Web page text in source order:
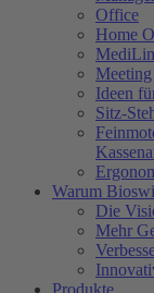
Office
Home
Meeting
Ideen
Sitz-
Warum
Die
Mehr
Produkte